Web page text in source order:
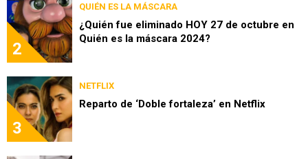
2
QUIÉN ES LA MÁSCARA
¿Quién fue eliminado HOY 27 de octubre en
Quién es la máscara 2024?
3
NETFLIX
Reparto de ‘Doble fortaleza’ en Netflix